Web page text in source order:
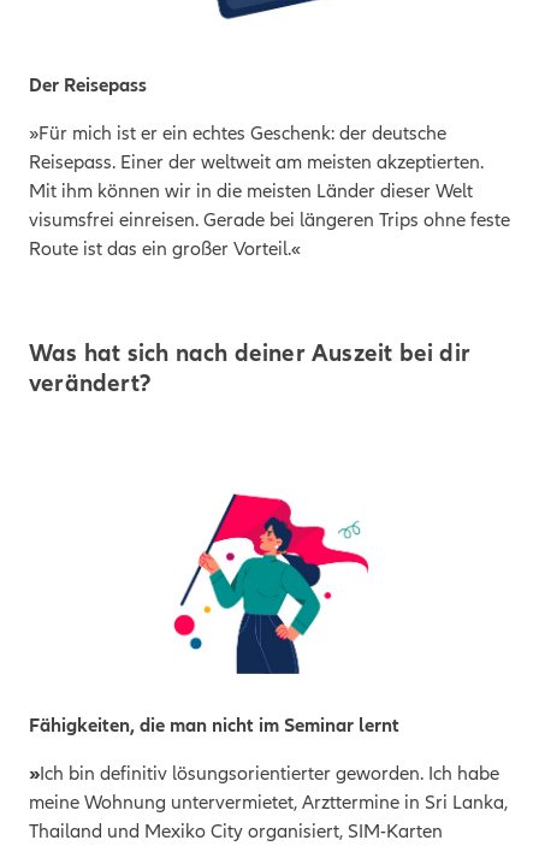
Der Reisepass
»Für mich ist er ein echtes Geschenk: der deutsche
Reisepass. Einer der weltweit am meisten akzeptierten.
Mit ihm können wir in die meisten Länder dieser Welt
visumsfrei einreisen. Gerade bei längeren Trips ohne feste
Route ist das ein großer Vorteil.«
Was hat sich nach deiner Auszeit bei dir
verändert?
Fähigkeiten, die man nicht im Seminar lernt
»Ich bin definitiv lösungsorientierter geworden. Ich habe
meine Wohnung untervermietet, Arzttermine in Sri Lanka,
Thailand und Mexiko City organisiert, SIM-Karten